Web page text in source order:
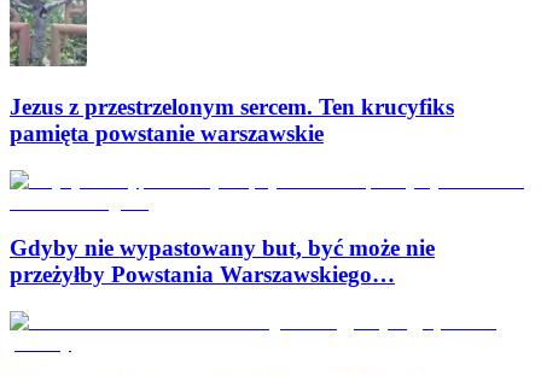
Jezus z przestrzelonym sercem. Ten krucyfiks
pamięta powstanie warszawskie
Gdyby nie wypastowany but, być może nie
przeżyłby Powstania Warszawskiego…